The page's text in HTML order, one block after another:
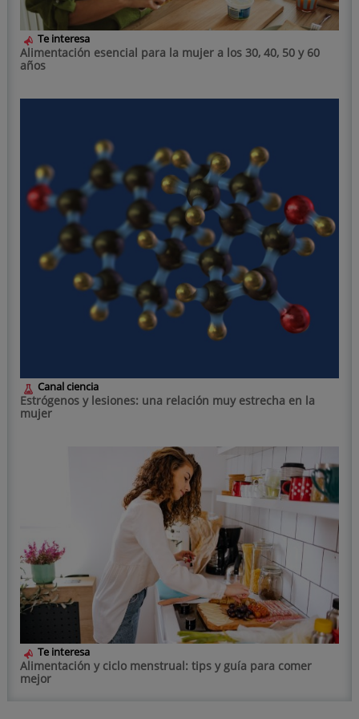
Te interesa
Alimentación esencial para la mujer a los 30, 40, 50 y 60
años
Canal ciencia
Estrógenos y lesiones: una relación muy estrecha en la
mujer
Te interesa
Alimentación y ciclo menstrual: tips y guía para comer
mejor